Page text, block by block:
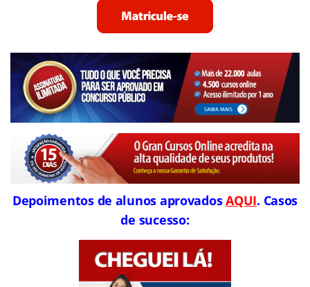
Depoimentos de alunos aprovadosAQUI. Casos
de sucesso: